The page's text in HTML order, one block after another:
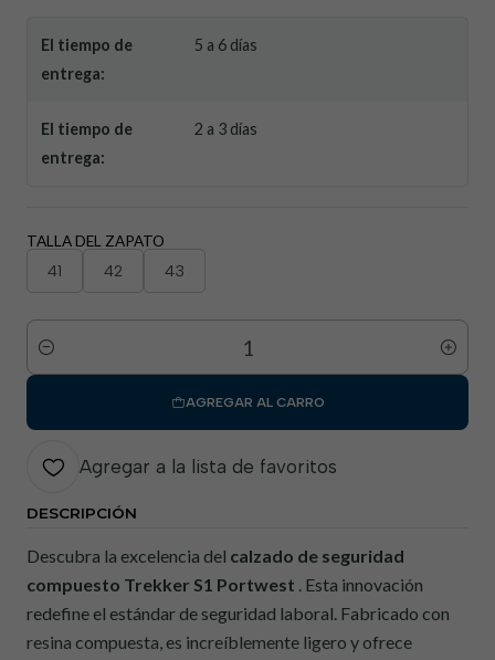
El tiempo de
entrega:
5 a 6 días
El tiempo de
entrega:
2 a 3 días
TALLA DEL ZAPATO
41 42 43
Cantidad
AGREGAR AL CARRO
Agregar a la lista de favoritos
DESCRIPCIÓN
Descubra la excelencia del calzado de seguridad
compuesto Trekker S1 Portwest . Esta innovación
redefine el estándar de seguridad laboral. Fabricado con
resina compuesta, es increíblemente ligero y ofrece